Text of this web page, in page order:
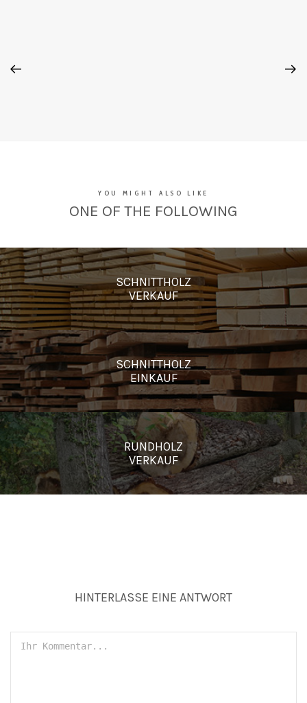
YOU MIGHT ALSO LIKE
ONE OF THE FOLLOWING
SCHNITTHOLZ
VERKAUF
SCHNITTHOLZ
EINKAUF
RUNDHOLZ
VERKAUF
HINTERLASSE EINE ANTWORT